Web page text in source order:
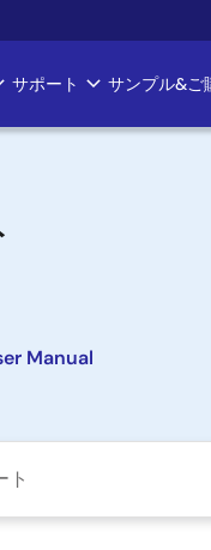
サポート サンプル&ご
Manual
ト